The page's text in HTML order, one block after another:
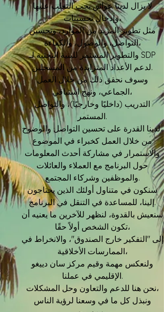
لا يزال لدينا عوائق يجب التغلب عليها
وإدخال تحسينات،
مثل تطوير المزيد من الموارد، وتحسين
التواصل، والوصول، والكفاءة،
والتطوير المستمر للبنية التحتية لـ SDP
لدعم الأعداد المتزايدة من المسجلين.
وسوف نحقق ذلك من خلال العمل
الجماعي، ونهج استباقي،
التدريب (داخليًا وخارجيًا)، والتواصل
المستمر.
لدينا القدرة على تحسين التواصل والوضوح،
من خلال العمل كخبراء في الموضوع
والاستمرار في مشاركة أحدث المعلومات
حول البرنامج مع العملاء والعائلات
والموظفين وشركاء المجتمع.
سنكون في متناول أولئك الذين يحتاجون
إلينا، للمساعدة في التنقل في البرنامج.
سنعيش بالقدوة، لنظهر للآخرين ما يعنيه أن
تكون الشخص أولاً حقًا،
إلى "التفكير خارج الصندوق"، والانخراط في
الممارسات الأخلاقية،
ولنعكس مهمة وقيم مركز سان دييغو
الإقليمي في عملنا.
نحن هنا للدعم والتعاون وحل المشكلات،
ونبذل كل ما في وسعنا لرؤية الناس